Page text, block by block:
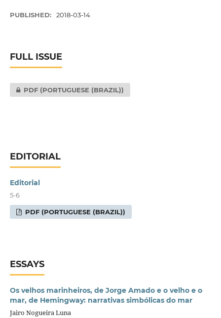
PUBLISHED: 2018-03-14
FULL ISSUE
PDF (PORTUGUESE (BRAZIL))
EDITORIAL
Editorial
5-6
PDF (PORTUGUESE (BRAZIL))
ESSAYS
Os velhos marinheiros, de Jorge Amado e o velho e o
mar, de Hemingway: narrativas simbólicas do mar
Jairo Nogueira Luna